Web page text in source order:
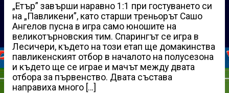
„Етър” завърши наравно 1:1 при гостуването си
на „Павликени”, като старши треньорът Сашо
Ангелов пусна в игра само юношите на
великотърновския тим. Спарингът се игра в
Лесичери, където на този етап ще домакинства
павликенският отбор в началото на полусезона
и където ще се играе и мачът между двата
отбора за първенство. Двата състава
направиха много […]